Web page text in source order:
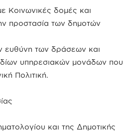
Κοινωνικές δομές και
προστασία των δημοτών
ευθύνη των δράσεων και
υπηρεσιακών μονάδων που
Πολιτική.
και της Δημοτικής